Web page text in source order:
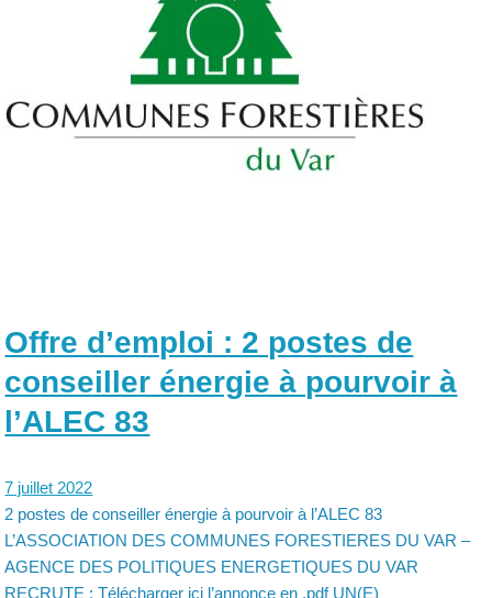
Offre d’emploi : 2 postes de
conseiller énergie à pourvoir à
l’ALEC 83
7 juillet 2022
2 postes de conseiller énergie à pourvoir à l’ALEC 83
L’ASSOCIATION DES COMMUNES FORESTIERES DU VAR –
AGENCE DES POLITIQUES ENERGETIQUES DU VAR
RECRUTE : Télécharger ici l’annonce en .pdf UN(E)